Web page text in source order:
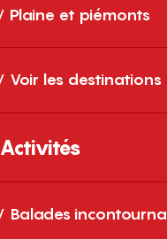
Plaine et piémonts
Voir les destinations
Activités
Balades